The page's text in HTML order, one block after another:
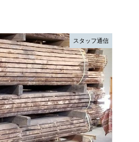
スタッフ通信